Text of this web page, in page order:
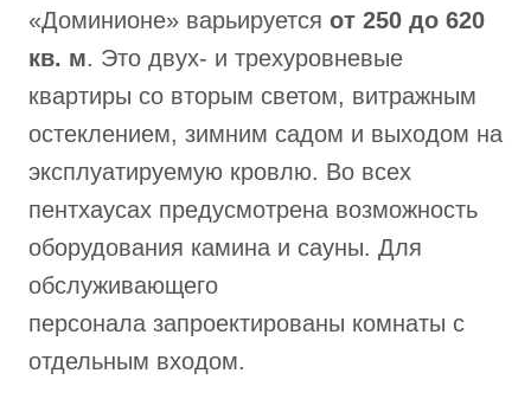
«Доминионе» варьируется от 250 до 620
кв. м. Это двух- и трехуровневые
квартиры со вторым светом, витражным
остеклением, зимним садом и выходом на
эксплуатируемую кровлю. Во всех
пентхаусах предусмотрена возможность
оборудования камина и сауны. Для
обслуживающего
персонала запроектированы комнаты с
отдельным входом.